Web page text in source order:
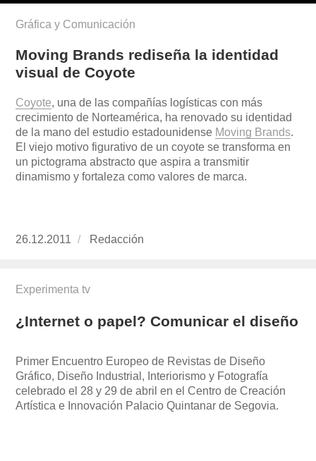
Gráfica y Comunicación
Moving Brands rediseña la identidad
visual de Coyote
Coyote, una de las compañías logísticas con más
crecimiento de Norteamérica, ha renovado su identidad
de la mano del estudio estadounidense Moving Brands.
El viejo motivo figurativo de un coyote se transforma en
un pictograma abstracto que aspira a transmitir
dinamismo y fortaleza como valores de marca.
Publicado
26.12.2011 https://www.experimenta.es/author/redaccion/
Redacción
Experimenta tv
¿Internet o papel? Comunicar el diseño
Primer Encuentro Europeo de Revistas de Diseño
Gráfico, Diseño Industrial, Interiorismo y Fotografía
celebrado el 28 y 29 de abril en el Centro de Creación
Artística e Innovación Palacio Quintanar de Segovia.